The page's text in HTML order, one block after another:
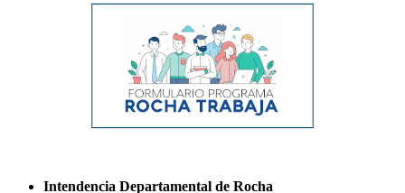
Intendencia Departamental de Rocha